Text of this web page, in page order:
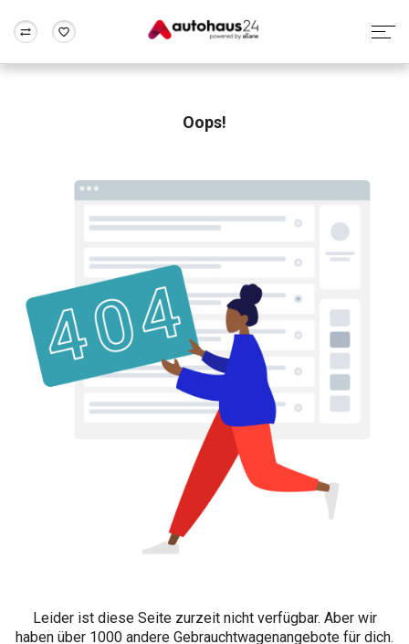
Rund um die Inzahlungnahme
Oops!
Leider ist diese Seite zurzeit nicht verfügbar. Aber wir
haben über 1000 andere Gebrauchtwagenangebote für dich.